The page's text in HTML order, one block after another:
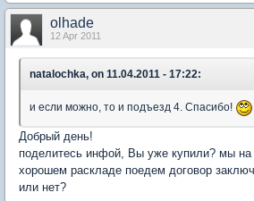
olhade
12 Apr 2011
natalochka, on 11.04.2011 - 17:22:
и если можно, то и подъезд 4. Спасибо!
Добрый день!
поделитесь инфой, Вы уже купили? мы
хорошем раскладе поедем договор
или нет?